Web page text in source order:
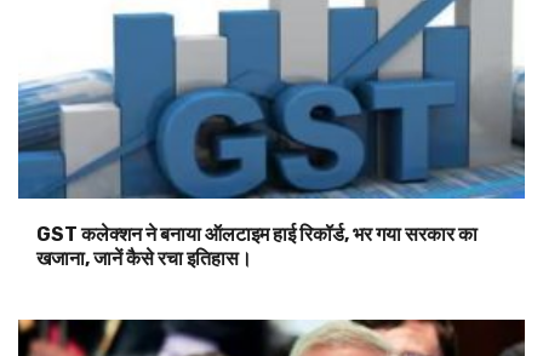
GST कलेक्शन ने बनाया ऑलटाइम हाई रिकॉर्ड, भर गया सरकार का
खजाना, जानें कैसे रचा इतिहास।